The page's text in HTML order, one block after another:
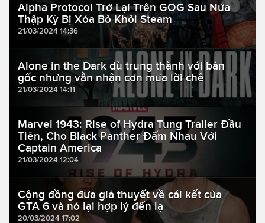
Alpha Protocol Trở Lại Trên GOG Sau Nửa
Thập Kỷ Bị Xóa Bỏ Khỏi Steam
21/03/2024 14:36
Alone in the Dark dù trung thành với bản
gốc nhưng vẫn nhận cơn mưa lời chê
21/03/2024 14:11
Marvel 1943: Rise of Hydra Tung Trailer Đầu
Tiên, Cho Black Panther Đấm Nhau Với
Captain America
21/03/2024 12:04
Cộng đồng đưa giả thuyết về cái kết của
GTA 6 và nó lại hợp lý đến lạ
20/03/2024 17:02